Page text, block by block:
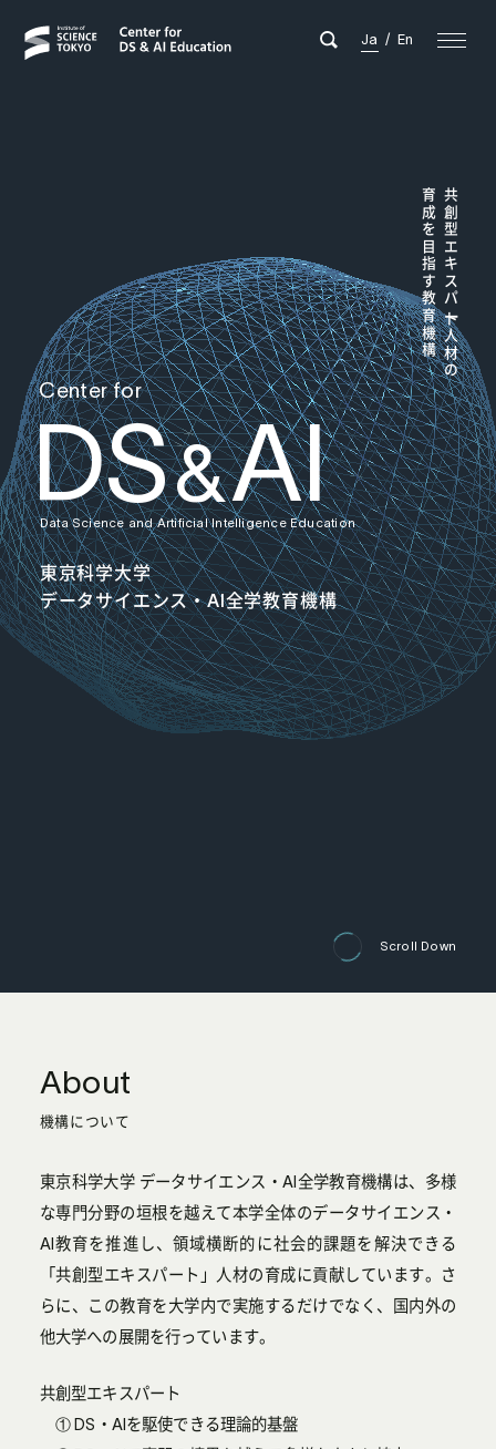
Ja / En
Center for
DS&AI
Data Science and Artificial Intelligence Education
東京科学大学
データサイエンス・AI全学教育機構
共創型エキスパ
ト人材の
育成を目指す教育機構
Scroll Down
About
機構について
東京科学大学 データサイエンス・AI全学教育機構は、多様
な専門分野の垣根を越えて本学全体のデータサイエンス・
AI教育を推進し、領域横断的に社会的課題を解決できる
「共創型エキスパート」人材の育成に貢献しています。さ
らに、この教育を大学内で実施するだけでなく、国内外の
他大学への展開を行っています。
共創型エキスパート
① DS・AIを駆使できる理論的基盤